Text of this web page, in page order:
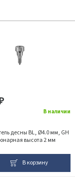
В наличии
десны BL, Ø4.0 мм, GH
высота 2 мм
В корзину